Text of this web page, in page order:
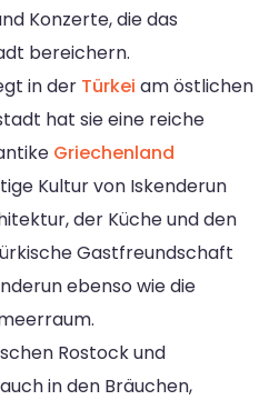
Konzerte, die das
bereichern.
in der Türkei am östlichen
hat sie eine reiche
Griechenland
Kultur von Iskenderun
der Küche und den
Gastfreundschaft
ebenso wie die
Rostock und
in den Bräuchen,